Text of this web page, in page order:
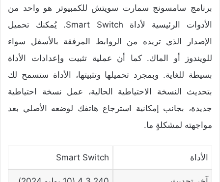
برنامج سامسونج سمارت سويتش للكمبيوتر هو واحد من
الأدوات الرئيسية لأداة Smart Switch. يُمكنك تحميل
الإصدار الذي تريده من الروابط المرفقة بالأسفل سواء
للويندوز أو الماك. كما أن عملية تثبيت وإعدادات الأداة
بسيطة للغاية. وبمجرد تحميلها وتثبيتها، الأداة ستسمح لك
بتحديث النسخة الاحتياطية الحالية، عمل نسخة احتياطية
جديدة، بجانب إمكانية استرجاع هاتفك لوضعه الأصلي بعد
مواجهته لمشكلةٍ ما.
الأداة Smart Switch